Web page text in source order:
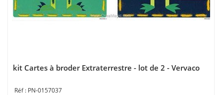
kit Cartes à broder Extraterrestre - lot de 2 - Vervaco
PN-0157037